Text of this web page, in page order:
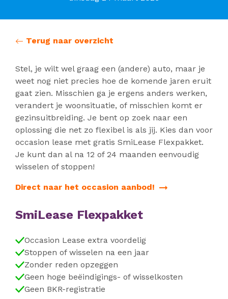
Terug naar overzicht
Stel, je wilt wel graag een (andere) auto, maar je
weet nog niet precies hoe de komende jaren eruit
gaat zien. Misschien ga je ergens anders werken,
verandert je woonsituatie, of misschien komt er
gezinsuitbreiding. Je bent op zoek naar een
oplossing die net zo flexibel is als jij. Kies dan voor
occasion lease met gratis SmiLease Flexpakket.
Je kunt dan al na 12 of 24 maanden eenvoudig
wisselen of stoppen!
Direct naar het occasion aanbod!
SmiLease Flexpakket
Occasion Lease extra voordelig
Stoppen of wisselen na een jaar
Zonder reden opzeggen
Geen hoge beëindigings- of wisselkosten
Geen BKR-registratie